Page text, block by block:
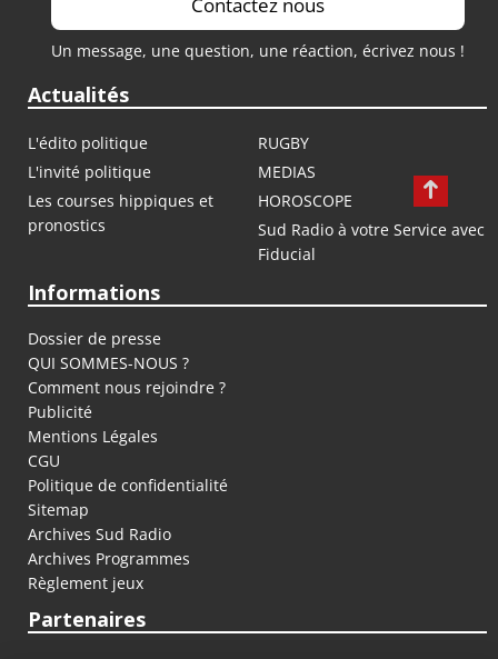
Un message, une question, une réaction, écrivez nous !
Actualités
L'édito politique
RUGBY
L'invité politique
MEDIAS
Les courses hippiques et
pronostics
HOROSCOPE
Sud Radio à votre Service avec
Fiducial
Informations
Dossier de presse
QUI SOMMES-NOUS ?
Comment nous rejoindre ?
Publicité
Mentions Légales
CGU
Politique de confidentialité
Sitemap
Archives Sud Radio
Archives Programmes
Règlement jeux
Partenaires